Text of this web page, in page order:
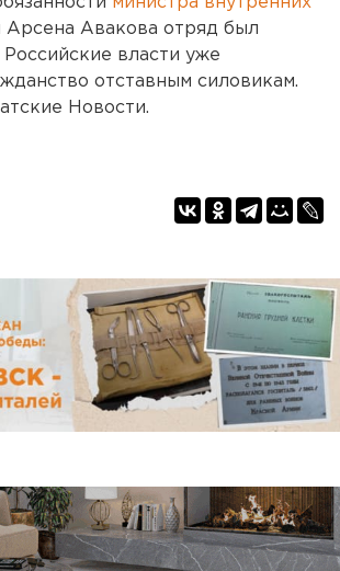
Арсена Авакова отряд был
власти уже
отставным силовикам.
Новости.